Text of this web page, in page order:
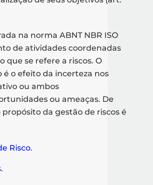
na norma ABNT NBR ISO
de atividades coordenadas
que se refere a riscos. O
o efeito da incerteza nos
ou ambos
ou ameaças. De
propósito da gestão de riscos é
Risco.
.